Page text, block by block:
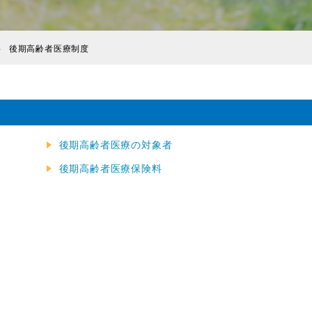
後期高齢者医療制度
後期高齢者医療の対象者
後期高齢者医療保険料